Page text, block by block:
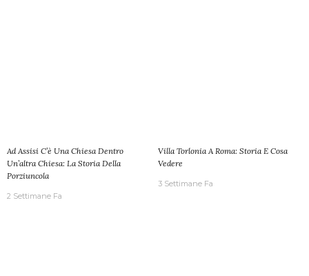
Ad Assisi C’è Una Chiesa Dentro
Un’altra Chiesa: La Storia Della
Porziuncola
2 Settimane Fa
Villa Torlonia A Roma: Storia E Cosa
Vedere
3 Settimane Fa